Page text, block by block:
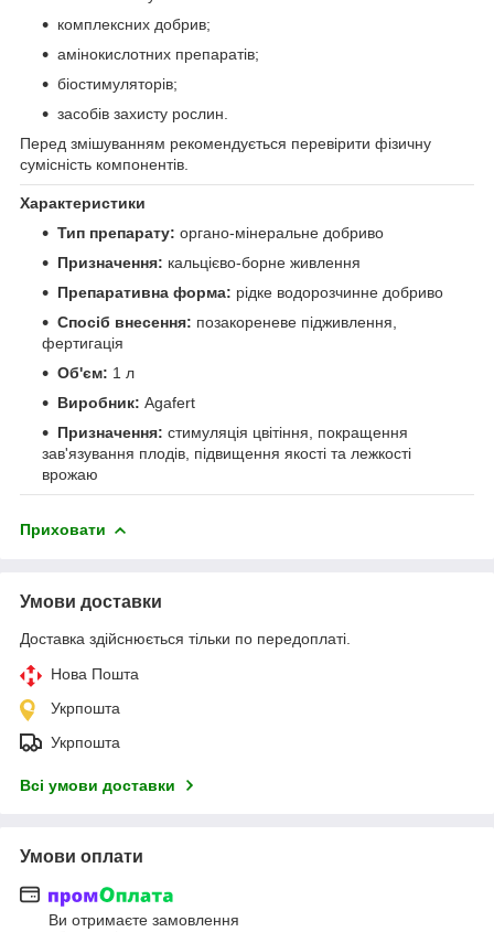
комплексних добрив;
амінокислотних препаратів;
біостимуляторів;
засобів захисту рослин.
Перед змішуванням рекомендується перевірити фізичну
сумісність компонентів.
Характеристики
Тип препарату: органо-мінеральне добриво
Призначення: кальцієво-борне живлення
Препаративна форма: рідке водорозчинне добриво
Спосіб внесення: позакореневе підживлення,
фертигація
Об'єм: 1 л
Виробник: Agafert
Призначення: стимуляція цвітіння, покращення
зав'язування плодів, підвищення якості та лежкості
врожаю
Приховати
Умови доставки
Доставка здійснюється тільки по передоплаті.
Нова Пошта
Укрпошта
Укрпошта
Всі умови доставки
Умови оплати
Ви отримаєте замовлення